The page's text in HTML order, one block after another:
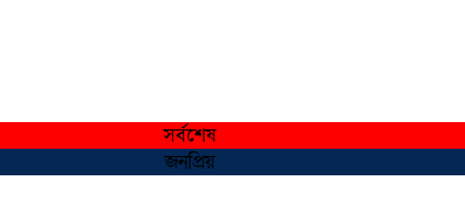
সর্বশেষ
জনপ্রিয়